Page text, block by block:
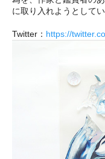
に取り入れようとして
Twitter： https://